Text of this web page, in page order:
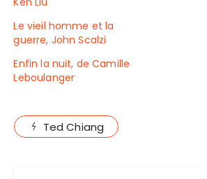
Le vieil homme et la
guerre, John Scalzi
Enfin la nuit, de Camille
Leboulanger
Ted Chiang